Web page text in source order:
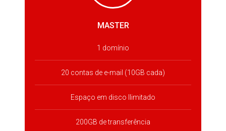
MASTER
1 domínio
20 contas de e-mail (10GB cada)
Espaço em disco Ilimitado
200GB de transferência